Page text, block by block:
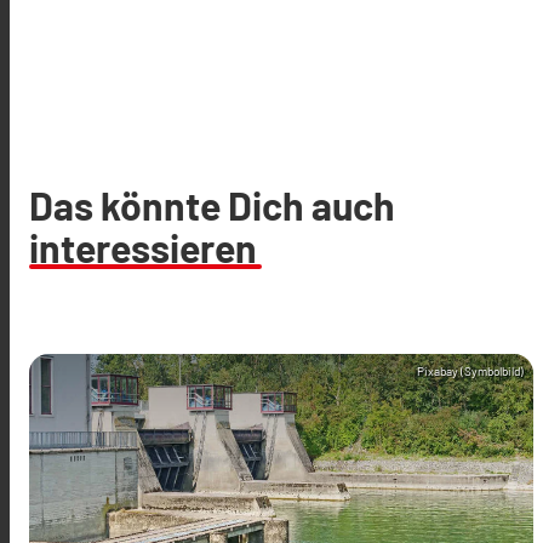
Das könnte Dich auch
interessieren
Pixabay (Symbolbild)